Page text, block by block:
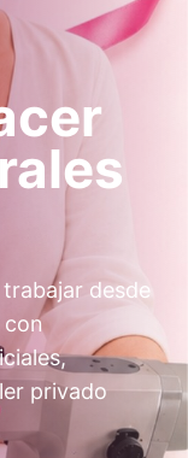
desde
con
privado